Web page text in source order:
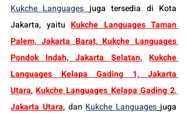
Kukche Languages juga tersedia di Kota
Jakarta, yaitu Kukche Languages Taman
Palem, Jakarta Barat, Kukche Languages
Pondok Indah, Jakarta Selatan, Kukche
Languages Kelapa Gading 1, Jakarta
Utara, Kukche Languages Kelapa Gading 2
Jakarta Utara, dan Kukche Languages juga